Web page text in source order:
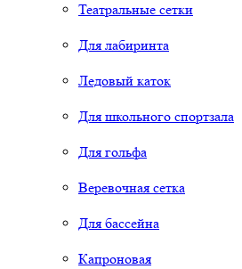
Театральные сетки
Для лабиринта
Ледовый каток
Для школьного спортзала
Для гольфа
Веревочная сетка
Для бассейна
Капроновая